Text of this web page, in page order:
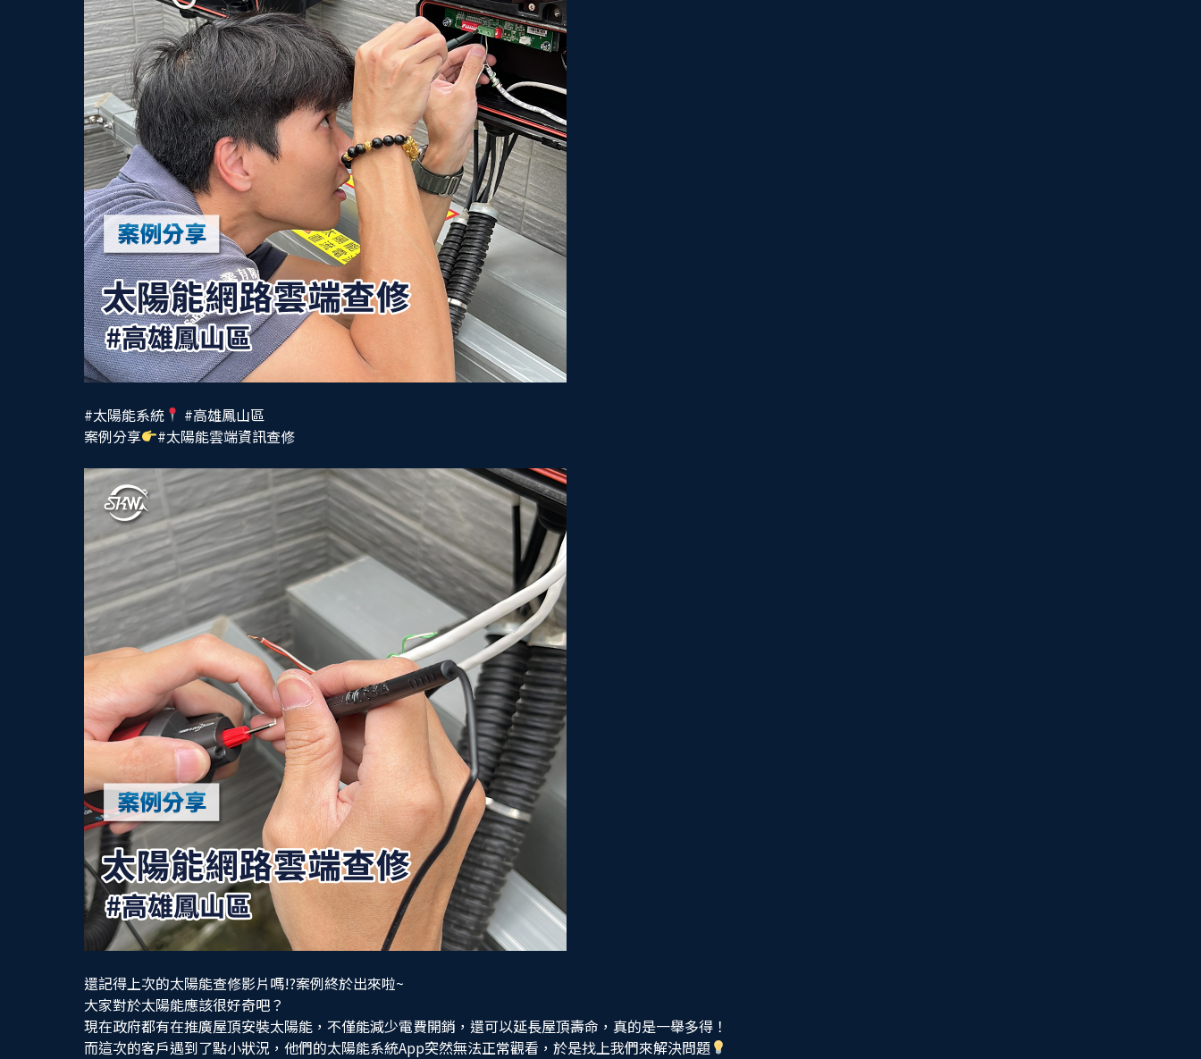
#太陽能系統
#高雄鳳山區
案例分享
#太陽能雲端資訊查修
還記得上次的太陽能查修影片嗎!?案例終於出來啦~
大家對於太陽能應該很好奇吧？
現在政府都有在推廣屋頂安裝太陽能，不僅能減少電費開銷，還可以延長屋頂壽命，真的是一舉多得！
而這次的客戶遇到了點小狀況，他們的太陽能系統App突然無法正常觀看，於是找上我們來解決問題